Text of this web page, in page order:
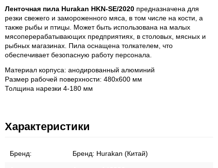
Ленточная пила Hurakan HKN-SE/2020 предназначена для
резки свежего и замороженного мяса, в том числе на кости, а
также рыбы и птицы. Может быть использована на малых
мясоперерабатывающих предприятиях, в столовых, мясных и
рыбных магазинах. Пила оснащена толкателем, что
обеспечивает безопасную работу персонала.
Материал корпуса: анодированный алюминий
Размер рабочей поверхности: 480х600 мм
Толщина нарезки 4-180 мм
Характеристики
Бренд: Бренд: Hurakan (Китай)